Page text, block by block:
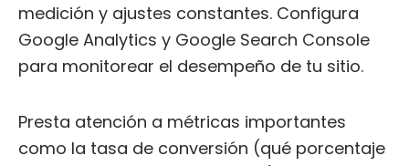
medición y ajustes constantes. Configura
Google Analytics y Google Search Console
para monitorear el desempeño de tu sitio.
Presta atención a métricas importantes
como la tasa de conversión (qué porcentaje